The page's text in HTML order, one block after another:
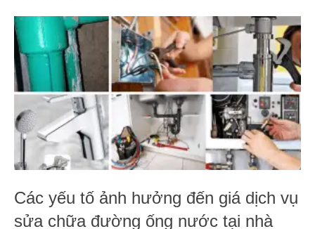
Các yếu tố ảnh hưởng đến giá dịch vụ
sửa chữa đường ống nước tại nhà